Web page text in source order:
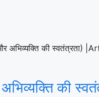
अभिव्यक्ति की
की